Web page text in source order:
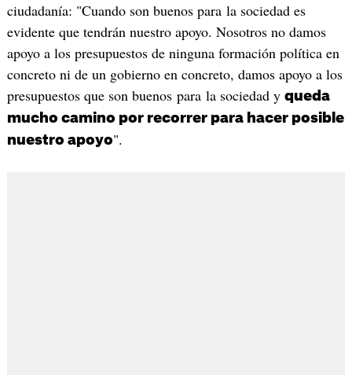
ciudadanía: "Cuando son buenos para la sociedad es
evidente que tendrán nuestro apoyo. Nosotros no damos
apoyo a los presupuestos de ninguna formación política en
concreto ni de un gobierno en concreto, damos apoyo a los
presupuestos que son buenos para la sociedad y queda
mucho camino por recorrer para hacer posible
nuestro apoyo".